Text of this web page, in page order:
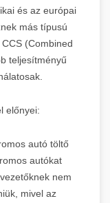
és az európai
más típusú
(Combined
teljesítményű
előnyei:
autó töltő
autókat
nem
mivel az